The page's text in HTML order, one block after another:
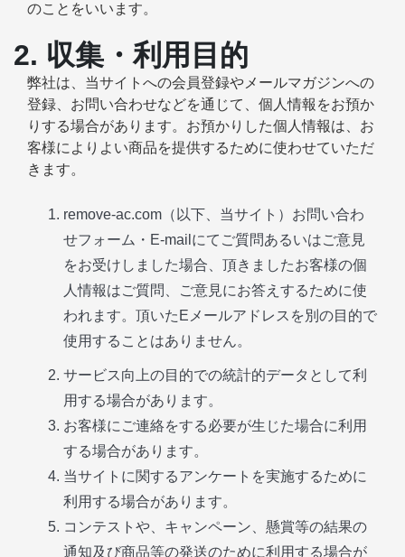
のことをいいます。
2. 収集・利用目的
弊社は、当サイトへの会員登録やメールマガジンへの
登録、お問い合わせなどを通じて、個人情報をお預か
りする場合があります。お預かりした個人情報は、お
客様によりよい商品を提供するために使わせていただ
きます。
remove-ac.com（以下、当サイト）お問い合わ
せフォーム・E-mailにてご質問あるいはご意見
をお受けしました場合、頂きましたお客様の個
人情報はご質問、ご意見にお答えするために使
われます。頂いたEメールアドレスを別の目的で
使用することはありません。
サービス向上の目的での統計的データとして利
用する場合があります。
お客様にご連絡をする必要が生じた場合に利用
する場合があります。
当サイトに関するアンケートを実施するために
利用する場合があります。
コンテストや、キャンペーン、懸賞等の結果の
通知及び商品等の発送のために利用する場合が